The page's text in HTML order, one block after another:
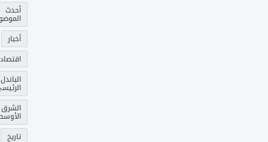
أحدث
أخبار
اقتصاد
الباندل
الشرق
تاريخ